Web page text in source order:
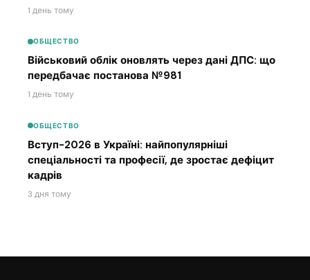
1 день тому
ОБЩЕСТВО
Військовий облік оновлять через дані ДПС: що
передбачає постанова №981
1 день тому
ОБЩЕСТВО
Вступ-2026 в Україні: найпопулярніші
спеціальності та професії, де зростає дефіцит
кадрів
3 дня тому